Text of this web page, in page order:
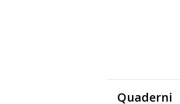
Quaderni